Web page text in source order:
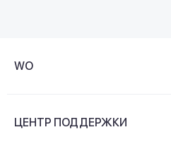
WO
ЦЕНТР ПОДДЕРЖКИ